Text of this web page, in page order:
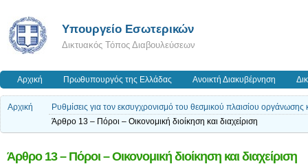
Υπουργείο Εσωτερικών
Δικτυακός Τόπος Διαβουλεύσεων
Αρχική Πρωθυπουργός της Ελλάδας Ανοικτή Διακυβέρνηση
Αρχική
Ρυθμίσεις για τον εκσυγχρονισμό του θεσμικού πλαισίου
Άρθρο 13 – Πόροι – Οικονομική διοίκηση και διαχείριση
Άρθρο 13 – Πόροι – Οικονομική διοίκηση και διαχείριση